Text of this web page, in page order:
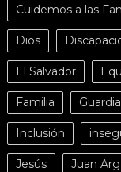
Cuidemos a las
Dios
El Salvador
Familia
Inclusión
Jesús Juan